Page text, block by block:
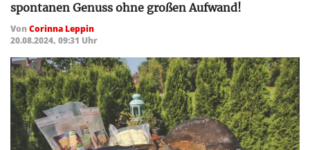
spontanen Genuss ohne großen Aufwand!
VonCorinna Leppin
20.08.2024, 09:31 Uhr